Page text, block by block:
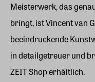
Meisterwerk, das
bringt, ist Vincent van
beeindruckende
in detailgetreuer und
ZEIT Shop erhältlich.